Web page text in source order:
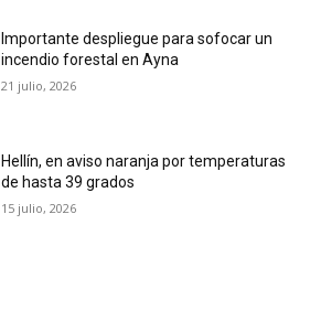
Importante despliegue para sofocar un
incendio forestal en Ayna
21 julio, 2026
Hellín, en aviso naranja por temperaturas
de hasta 39 grados
15 julio, 2026